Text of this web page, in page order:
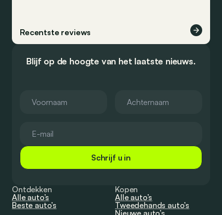
Recentste reviews
Blijf op de hoogte van het laatste nieuws.
Schrijf u in
Ontdekken
Alle auto’s
Beste auto’s
Kopen
Alle auto’s
Tweedehands auto’s